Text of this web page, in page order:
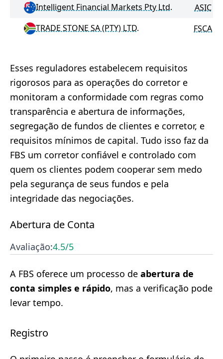
Intelligent Financial Markets Pty Ltd.
ASIC
TRADE STONE SA (PTY) LTD.
FSCA
Esses reguladores estabelecem requisitos
rigorosos para as operações do corretor e
monitoram a conformidade com regras como
transparência e abertura de informações,
segregação de fundos de clientes e corretor, e
requisitos mínimos de capital. Tudo isso faz da
FBS um corretor confiável e controlado com
quem os clientes podem cooperar sem medo
pela segurança de seus fundos e pela
integridade das negociações.
Abertura de Conta
Avaliação:4.5/5
A FBS oferece um processo de abertura de
conta simples e rápido, mas a verificação pode
levar tempo.
Registro